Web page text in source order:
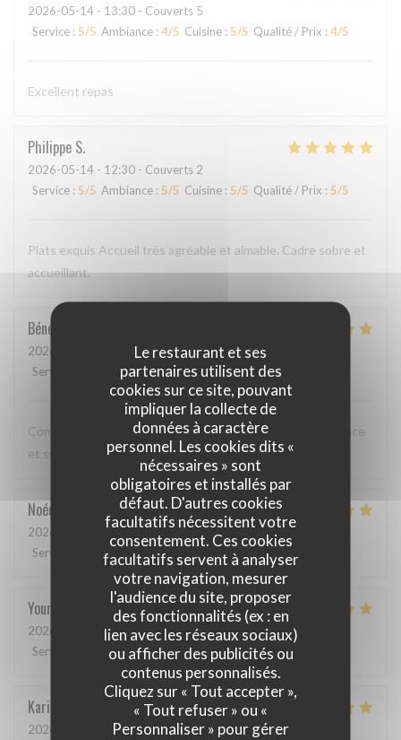
Le restaurant et ses
partenaires utilisent des
cookies sur ce site, pouvant
impliquer la collecte de
données à caractère
personnel. Les cookies dits «
nécessaires » sont
obligatoires et installés par
défaut. D'autres cookies
facultatifs nécessitent votre
consentement. Ces cookies
facultatifs servent à analyser
votre navigation, mesurer
l'audience du site, proposer
des fonctionnalités (ex : en
lien avec les réseaux sociaux)
ou afficher des publicités ou
contenus personnalisés.
Cliquez sur « Tout accepter »,
« Tout refuser » ou «
Personnaliser » pour gérer
2026-05-14 - 13:30 - Couverts 5
Service : 5/5 Ambiance : 4/5 Cuisine : 5/5 Qualité / Prix : 4/5
Excellent repas
Philippe S
2026-05-14 - 12:30 - Couverts 2
Service : 5/5 Ambiance : 5/5 Cuisine : 5/5 Qualité / Prix : 5/5
Plats exquis Accueil très agréable et aimable. Cadre sobre et
accueillant.
Bénédicte
2026-05-12
- 20:00 - Couverts 3
Service
Ambiance:5/5 Cuisine :5/5 Qualité / Prix
Comme toujours, cuisine excellente, service discret, efficace
et sympathique. Merci beaucoup !
Noémie
2026-05-06
- 13:00 - Couverts 2
Service
Ambiance: 5 : 5 Qualité / Prix
Youri
2026-04-22
- 12:00 - Couverts 2
Service
Ambiance:4/5 Cuisine: 5/5 Qualité / Prix
Karin
2026-05-01
- 19:15 - Couverts 3